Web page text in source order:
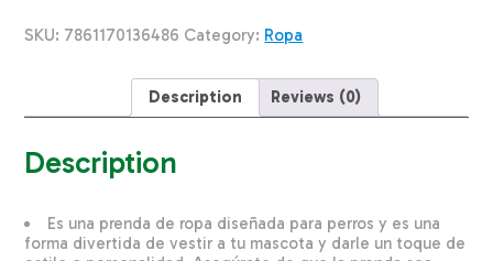
THE
SKU: 7861170136486 Category: Ropa
Description Reviews (0)
Description
Es una prenda de ropa diseñada para perros y es una
forma divertida de vestir a tu mascota y darle un toque de